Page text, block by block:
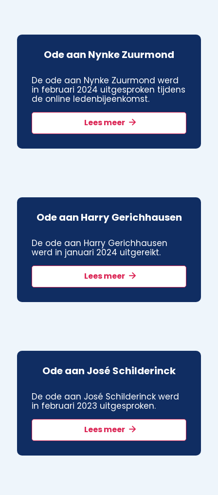
Ode aan Nynke Zuurmond
De ode aan Nynke Zuurmond werd
in februari 2024 uitgesproken tijdens
de online ledenbijeenkomst.
Lees meer
Ode aan Harry Gerichhausen
De ode aan Harry Gerichhausen
werd in januari 2024 uitgereikt.
Lees meer
Ode aan José Schilderinck
De ode aan José Schilderinck werd
in februari 2023 uitgesproken.
Lees meer